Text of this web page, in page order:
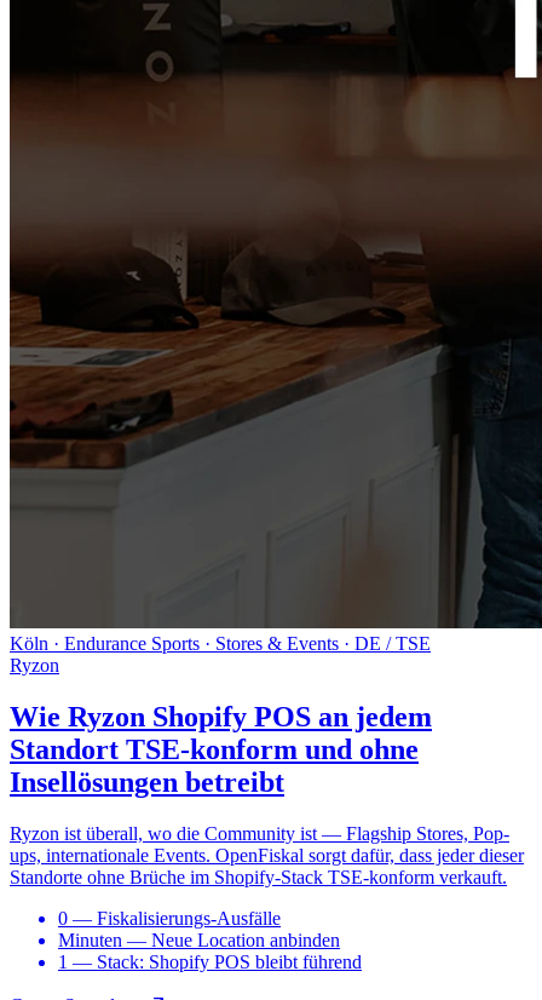
Köln · Endurance Sports · Stores & Events · DE / TSE
Ryzon
Wie Ryzon Shopify POS an jedem
Standort TSE-konform und ohne
Insellösungen betreibt
Ryzon ist überall, wo die Community ist — Flagship Stores, Pop-
ups, internationale Events. OpenFiskal sorgt dafür, dass jeder dieser
Standorte ohne Brüche im Shopify-Stack TSE-konform verkauft.
0 — Fiskalisierungs-Ausfälle
Minuten — Neue Location anbinden
1 — Stack: Shopify POS bleibt führend